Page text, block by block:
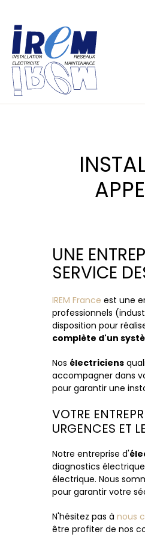
UNE
SERVICE
IREM France est une
professionnels
disposition pour
complète d'un
Nos électriciens
accompagner dans
pour garantir une
VOTRE
URGENCES ET
Notre entreprise d'
diagnostics
électrique. Nous
pour garantir votre
N'hésitez pas à nous
être profiter de nos